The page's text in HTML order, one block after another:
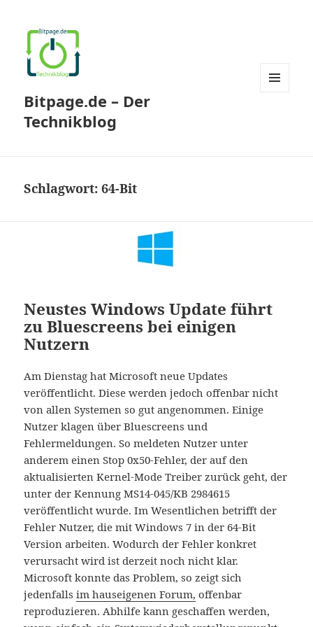
Bitpage.de – Der
Technikblog
Schlagwort:64-Bit
Neustes Windows Update führt
zu Bluescreens bei einigen
Nutzern
Am Dienstag hat Microsoft neue Updates
veröffentlicht. Diese werden jedoch offenbar nicht
von allen Systemen so gut angenommen. Einige
Nutzer klagen über Bluescreens und
Fehlermeldungen. So meldeten Nutzer unter
anderem einen Stop 0x50-Fehler, der auf den
aktualisierten Kernel-Mode Treiber zurück geht, der
unter der Kennung MS14-045/KB 2984615
veröffentlicht wurde. Im Wesentlichen betrifft der
Fehler Nutzer, die mit Windows 7 in der 64-Bit
Version arbeiten. Wodurch der Fehler konkret
verursacht wird ist derzeit noch nicht klar.
Microsoft konnte das Problem, so zeigt sich
jedenfallsim hauseigenen Forum, offenbar
reproduzieren. Abhilfe kann geschaffen werden,